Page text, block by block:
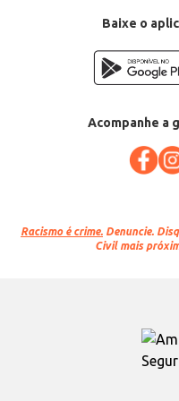
Baixe o
Acompanhe a
Racismo é crime. Denuncie.
Civil mais